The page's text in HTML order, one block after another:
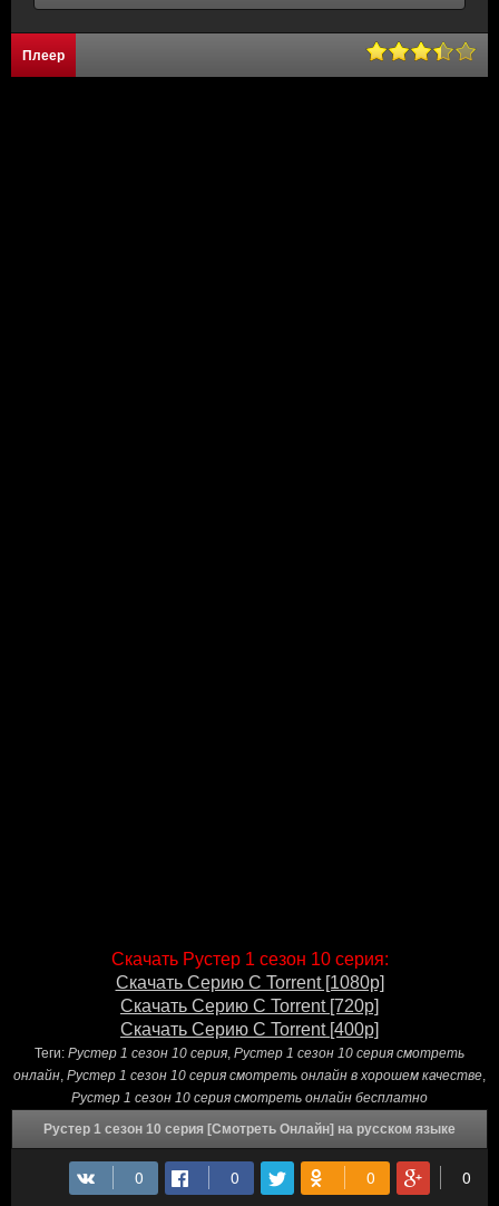
Плеер
Скачать Рустер 1 сезон 10 серия:
Скачать Серию С Torrent [1080p]
Скачать Серию С Torrent [720p]
Скачать Серию С Torrent [400p]
Теги: Рустер 1 сезон 10 серия, Рустер 1 сезон 10 серия смотреть
онлайн, Рустер 1 сезон 10 серия смотреть онлайн в хорошем качестве,
Рустер 1 сезон 10 серия смотреть онлайн бесплатно
Рустер 1 сезон 10 серия [Смотреть Онлайн] на русском языке